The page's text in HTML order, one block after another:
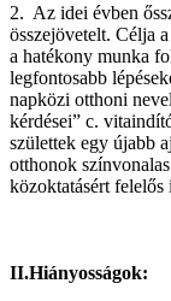
2. Az idei évben
összejövetelt. Célja
a hatékony munka
legfontosabb
napközi otthoni
kérdései” c.
születtek egy újabb
otthonok
közoktatásért felelős
II.Hiányosságok: